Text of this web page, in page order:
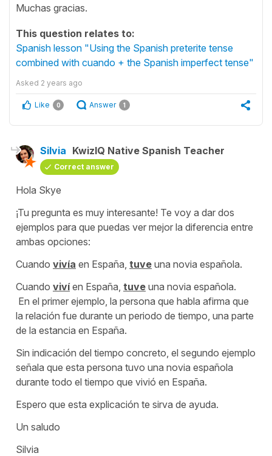
Muchas gracias.
This question relates to:
Spanish lesson "Using the Spanish preterite tense
combined with cuando + the Spanish imperfect tense"
Asked 2 years ago
Like 0 Answer 1
Silvia KwizIQ Native Spanish Teacher
Correct answer
Hola Skye
¡Tu pregunta es muy interesante! Te voy a dar dos
ejemplos para que puedas ver mejor la diferencia entre
ambas opciones:
Cuando vivía en España tuve una novia española.
Cuando vivíen España tuve una novia española.
En el primer ejemplo, la persona que habla afirma que
la relación fue durante un periodo de tiempo, una parte
de la estancia en España.
Sin indicación del tiempo concreto, el segundo ejemplo
señala que esta persona tuvo una novia española
durante todo el tiempo que vivió en España.
Espero que esta explicación te sirva de ayuda.
Un saludo
Silvia